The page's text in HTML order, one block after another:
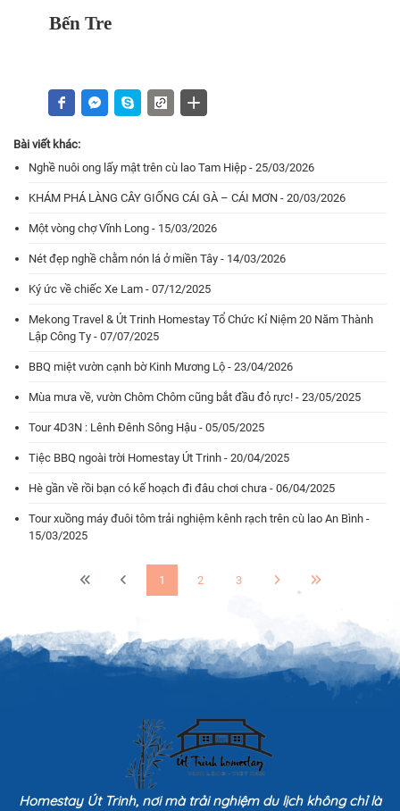
Bến Tre
Bài viết khác:
Nghề nuôi ong lấy mật trên cù lao Tam Hiệp - 25/03/2026
KHÁM PHÁ LÀNG CÂY GIỐNG CÁI GÀ – CÁI MƠN - 20/03/2026
Một vòng chợ Vĩnh Long - 15/03/2026
Nét đẹp nghề chằm nón lá ở miền Tây - 14/03/2026
Ký ức về chiếc Xe Lam - 07/12/2025
Mekong Travel & Út Trinh Homestay Tổ Chức Kỉ Niệm 20 Năm Thành
Lập Công Ty - 07/07/2025
BBQ miệt vườn cạnh bờ Kinh Mương Lộ - 23/04/2026
Mùa mưa về, vườn Chôm Chôm cũng bắt đầu đỏ rực! - 23/05/2025
Tour 4D3N : Lênh Đênh Sông Hậu - 05/05/2025
Tiệc BBQ ngoài trời Homestay Út Trinh - 20/04/2025
Hè gần về rồi bạn có kế hoạch đi đâu chơi chưa - 06/04/2025
Tour xuồng máy đuôi tôm trải nghiệm kênh rạch trên cù lao An Bình -
15/03/2025
1 2 3
Homestay Út Trinh, nơi mà trải nghiệm du lịch không chỉ là